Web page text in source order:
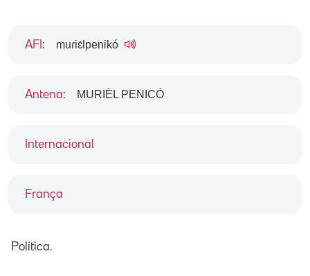
Internacional
França
AFI : muɾiɛ́lpenikó
Antena: MURIÈL PENICÓ
Política.